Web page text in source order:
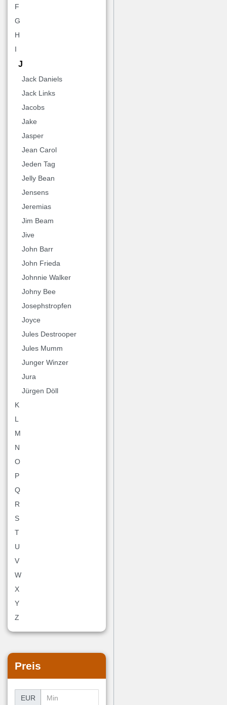
F
G
H
I
J
Jack Daniels
Jack Links
Jacobs
Jake
Jasper
Jean Carol
Jeden Tag
Jelly Bean
Jensens
Jeremias
Jim Beam
Jive
John Barr
John Frieda
Johnnie Walker
Johny Bee
Josephstropfen
Joyce
Jules Destrooper
Jules Mumm
Junger Winzer
Jura
Jürgen Döll
K
L
M
N
O
P
Q
R
S
T
U
V
W
X
Y
Z
Preis
EUR